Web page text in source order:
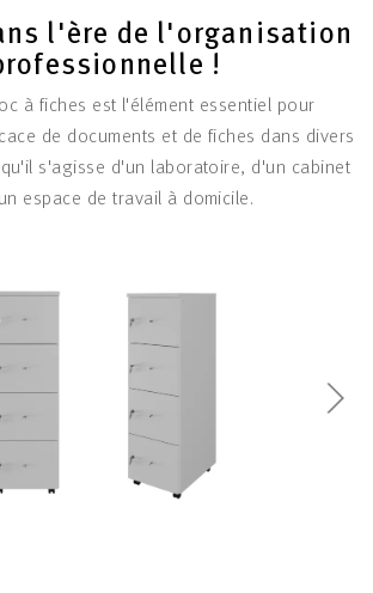
l'ère de l'organisation
!
à fiches est l'élément essentiel pour
de documents et de fiches dans divers
s'agisse d'un laboratoire, d'un cabinet
espace de travail à domicile.